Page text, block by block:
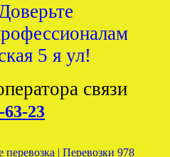
5 я ул!
связи
63-23